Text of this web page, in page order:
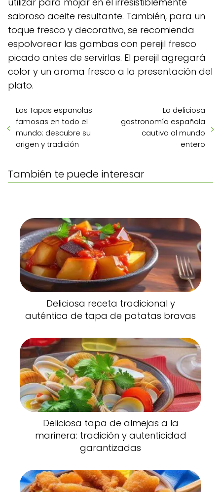
sabroso aceite resultante. También, para un
toque fresco y decorativo, se recomienda
espolvorear las gambas con perejil fresco
picado antes de servirlas. El perejil agregará
color y un aroma fresco a la presentación del
plato.
Las Tapas españolas
famosas en todo el
mundo: descubre su
origen y tradición
La deliciosa
gastronomía española
cautiva al mundo
entero
También te puede interesar
Deliciosa receta tradicional y
auténtica de tapa de patatas bravas
Deliciosa tapa de almejas a la
marinera: tradición y autenticidad
garantizadas